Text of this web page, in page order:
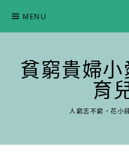
content
MENU
貧窮貴婦小
育
人窮志不窮，花小